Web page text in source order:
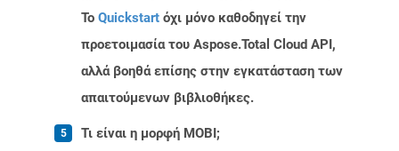
Το Quickstart όχι μόνο καθοδηγεί την
προετοιμασία του Aspose.Total Cloud API,
αλλά βοηθά επίσης στην εγκατάσταση των
απαιτούμενων βιβλιοθήκες.
Τι είναι η μορφή MOBI;